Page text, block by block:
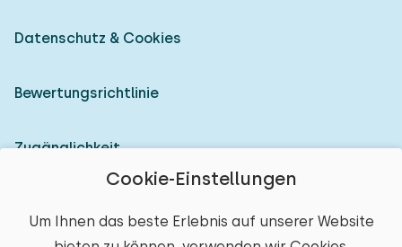
Cookie-Einstellungen
Um Ihnen das beste Erlebnis auf unserer Website
Datenschutz & Cookies
Bewertungsrichtlinie
Zugänglichkeit